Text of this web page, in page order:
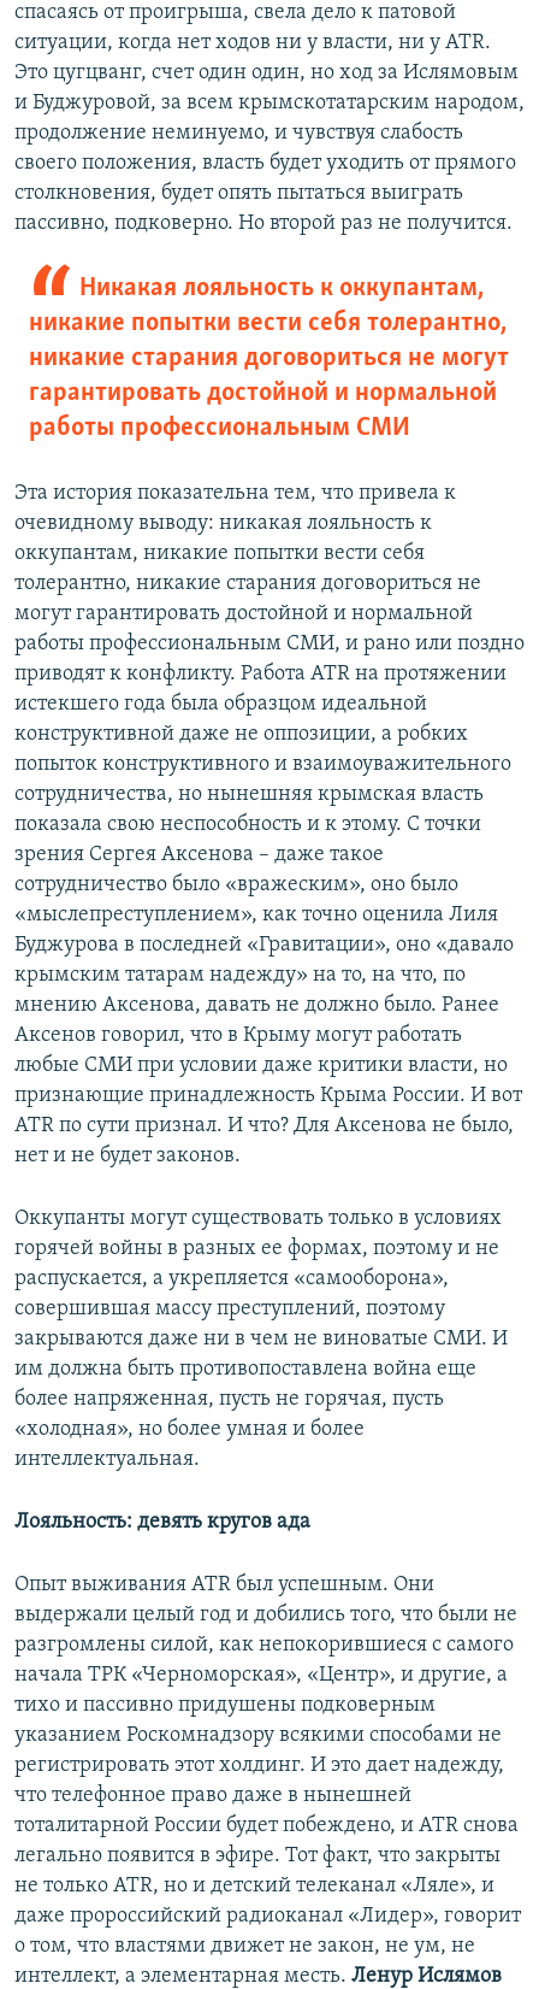
спасаясь от проигрыша, свела дело к патовой
ситуации, когда нет ходов ни у власти, ни у ATR.
Это цугцванг, счет один один, но ход за Ислямовым
и Буджуровой, за всем крымскотатарским народом,
продолжение неминуемо, и чувствуя слабость
своего положения, власть будет уходить от прямого
столкновения, будет опять пытаться выиграть
пассивно, подковерно. Но второй раз не получится.
Никакая лояльность к оккупантам,
никакие попытки вести себя толерантно,
никакие старания договориться не могут
гарантировать достойной и нормальной
работы профессиональным СМИ
Эта история показательна тем, что привела к
очевидному выводу: никакая лояльность к
оккупантам, никакие попытки вести себя
толерантно, никакие старания договориться не
могут гарантировать достойной и нормальной
работы профессиональным СМИ, и рано или поздно
приводят к конфликту. Работа ATR на протяжении
истекшего года была образцом идеальной
конструктивной даже не оппозиции, а робких
попыток конструктивного и взаимоуважительного
сотрудничества, но нынешняя крымская власть
показала свою неспособность и к этому. С точки
зрения Сергея Аксенова – даже такое
сотрудничество было «вражеским», оно было
«мыслепреступлением», как точно оценила Лиля
Буджурова в последней «Гравитации», оно «давало
крымским татарам надежду» на то, на что, по
мнению Аксенова, давать не должно было. Ранее
Аксенов говорил, что в Крыму могут работать
любые СМИ при условии даже критики власти, но
признающие принадлежность Крыма России. И вот
ATR по сути признал. И что? Для Аксенова не было,
нет и не будет законов.
Оккупанты могут существовать только в условиях
горячей войны в разных ее формах, поэтому и не
распускается, а укрепляется «самооборона»,
совершившая массу преступлений, поэтому
закрываются даже ни в чем не виноватые СМИ. И
им должна быть противопоставлена война еще
более напряженная, пусть не горячая, пусть
«холодная», но более умная и более
интеллектуальная.
Лояльность: девять кругов ада
Опыт выживания ATR был успешным. Они
выдержали целый год и добились того, что были не
разгромлены силой, как непокорившиеся с самого
начала ТРК «Черноморская», «Центр», и другие, а
тихо и пассивно придушены подковерным
указанием Роскомнадзору всякими способами не
регистрировать этот холдинг. И это дает надежду,
что телефонное право даже в нынешней
тоталитарной России будет побеждено, и ATR снова
легально появится в эфире. Тот факт, что закрыты
не только ATR, но и детский телеканал «Ляле», и
даже пророссийский радиоканал «Лидер», говорит
о том, что властями движет не закон, не ум, не
интеллект, а элементарная месть. Ленур Ислямов